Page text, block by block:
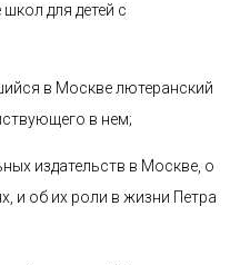
для детей с
в Москве лютеранский
в нем;
издательств в Москве, о
и об их роли в жизни Петра